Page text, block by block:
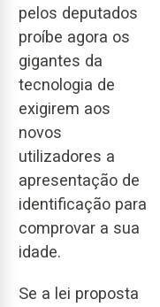
pelos deputados
proíbe agora os
gigantes da
tecnologia de
exigirem aos
novos
utilizadores a
apresentação de
identificação para
comprovar a sua
idade.
Se a lei proposta